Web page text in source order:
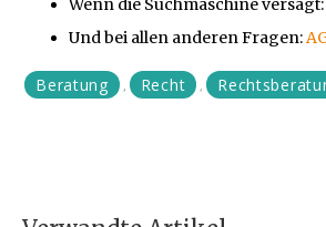
Wenn die Suchmaschine
Und bei allen anderen Fragen:
Beratung , Recht ,